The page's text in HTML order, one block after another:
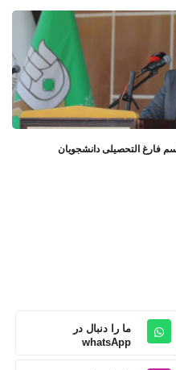
فارغ التحصیلی دانشجویان
ما را دنبال در
whatsApp